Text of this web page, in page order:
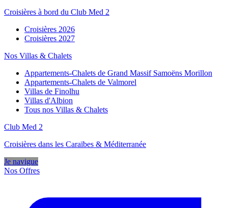
Croisières à bord du Club Med 2
Croisières 2026
Croisières 2027
Nos Villas & Chalets
Appartements-Chalets de Grand Massif Samoëns Morillon
Appartements-Chalets de Valmorel
Villas de Finolhu
Villas d'Albion
Tous nos Villas & Chalets
Club Med 2
Croisières dans les Caraïbes & Méditerranée
Je navigue
Nos Offres